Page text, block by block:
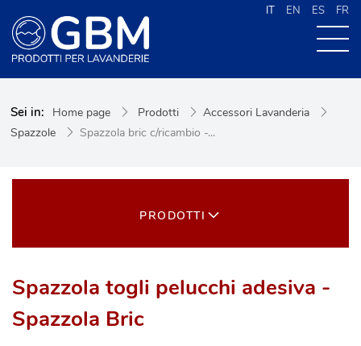
IT EN ES FR
PRODOTTI
CONTATTI
Sei in: Home page Prodotti
Accessori Lavanderia
Spazzole
Spazzola bric c/ricambio -...
PRODOTTI
Spazzola togli pelucchi adesiva -
Spazzola Bric